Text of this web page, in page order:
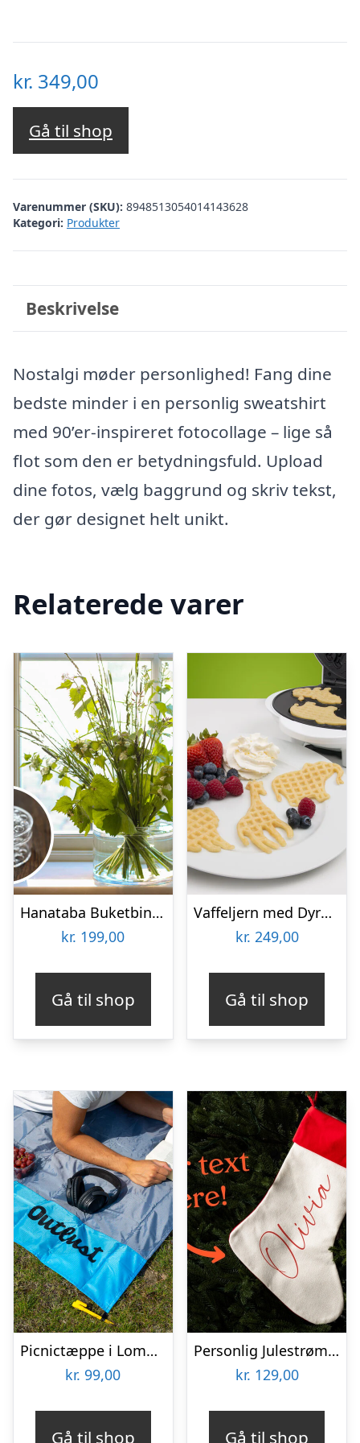
kr. 349,00
Gå til shop
Varenummer (SKU): 8948513054014143628
Kategori: Produkter
Beskrivelse
Nostalgi møder personlighed! Fang dine
bedste minder i en personlig sweatshirt
med 90’er-inspireret fotocollage – lige så
flot som den er betydningsfuld. Upload
dine fotos, vælg baggrund og skriv tekst,
der gør designet helt unikt.
Relaterede varer
Hanataba Buketbinder
kr. 199,00
Gå til shop
Vaffeljern med Dyremotiv – KitchPro
kr. 249,00
Gå til shop
Picnictæppe i Lommeformat – Outlust
kr. 99,00
Gå til shop
Personlig Julestrømpe med Tekst
kr. 129,00
Gå til shop